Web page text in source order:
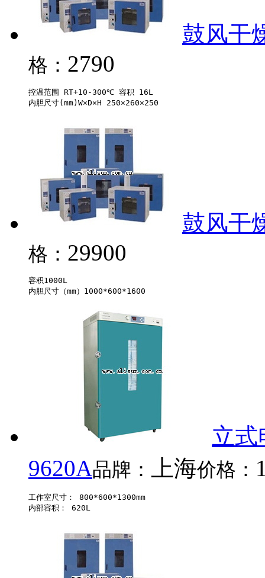
鼓风干
格： 2790
控温范围 RT+10-300℃ 容积 16L
鼓风干
格： 29900
容积1000L
立式
9620A品牌： 上海价格：
工作室尺寸： 800*600*1300mm